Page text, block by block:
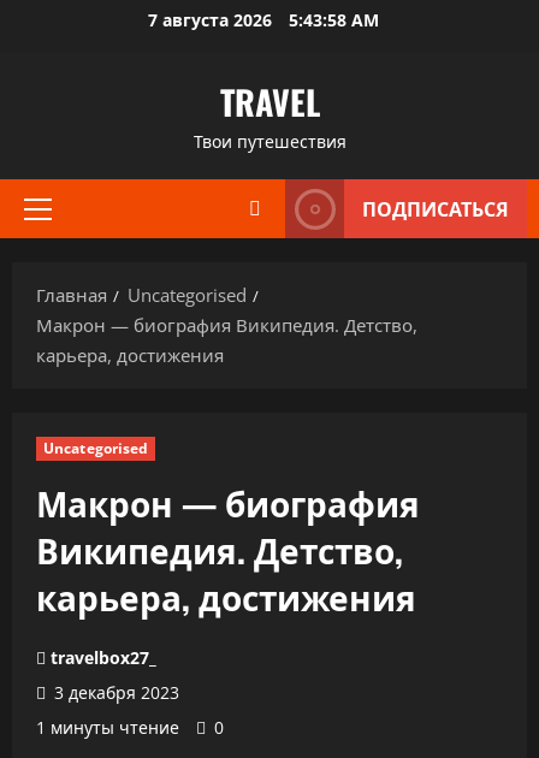
7 августа 2026 5:43:59 AM
TRAVEL
Твои путешествия
Основное
ПОДПИСАТЬСЯ
Главная
Uncategorised
Макрон — биография Википедия. Детство,
карьера, достижения
Uncategorised
Макрон — биография
Википедия. Детство,
карьера, достижения
travelbox27_
3 декабря 2023
1 минуты чтение
0